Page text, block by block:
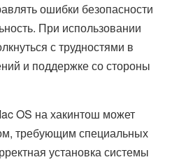
ошибки безопасности
При использовании
с трудностями в
и поддержке со стороны
OS на хакинтош может
требующим специальных
установка системы